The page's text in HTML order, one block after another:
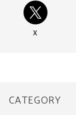
X
CATEGORY